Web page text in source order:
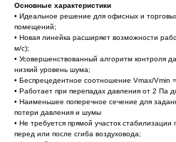
Основные характеристики
• Идеальное решение для офисных и
помещений;
• Новая линейка расширяет возможности
м/с);
• Усовершенствованный алгоритм контроля
низкий уровень шума;
• Беспрецедентное соотношение Vmax/Vmin
• Работает при перепадах давления от 2 Па
• Наименьшее поперечное сечение для
потери давления и шумы
• Не требуется прямой участок
перед или после сгиба воздуховода;